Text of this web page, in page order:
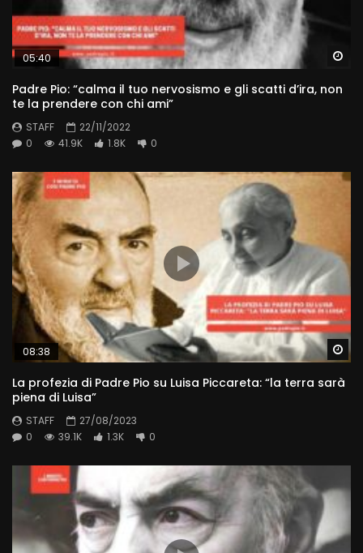
05:40
Padre Pio: “calma il tuo nervosismo e gli scatti d’ira, non
te la prendere con chi ami”
STAFF
22/11/2022
0
41.9K 1.8K 0
08:38
La profezia di Padre Pio su Luisa Piccareta: “la terra sarà
piena di Luisa”
STAFF
27/08/2023
0
39.1K 1.3K 0